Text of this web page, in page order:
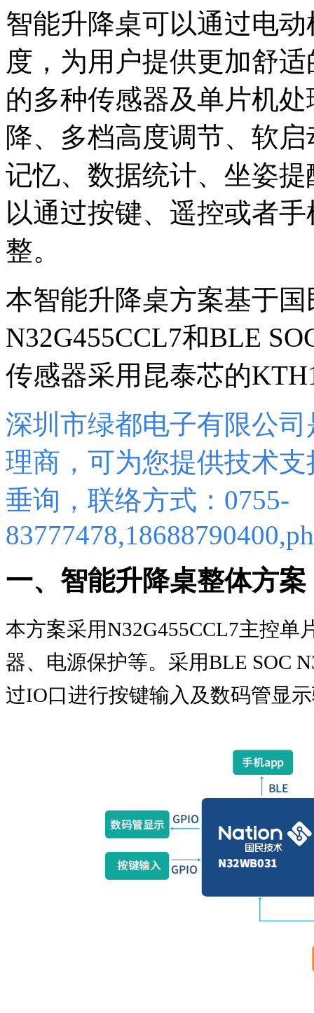
智能升降桌可以通过电
度，为用户提供更加舒
的多种传感器及单片机
降、多档高度调节、软
记忆、数据统计、坐姿
以通过按键、遥控或者
整。
本智能升降桌方案基于
N32G455CCL7和BLE
传感器采用昆泰芯的
深圳市绿都电子有限公
理商，可为您提供技术
垂询，联络方式：0755-
一、智能升降桌整体方案
本方案采用N32G455CCL7主控
器、电源保护等。采用BLE SOC
过IO口进行按键输入及数码管显